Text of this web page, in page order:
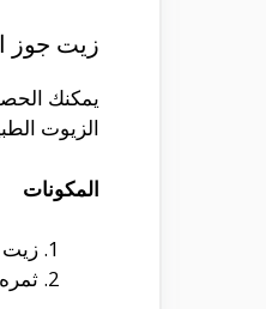
زيت جوز
يمكنك
الزيوت
المكونات
زيت